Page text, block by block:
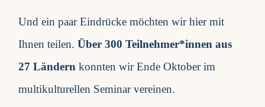
News
Und ein paar Eindrücke möchten wir hier mit
Ihnen teilen.Über 300 Teilnehmer*innen aus
27 Ländern konnten wir Ende Oktober im
multikulturellen Seminar vereinen.